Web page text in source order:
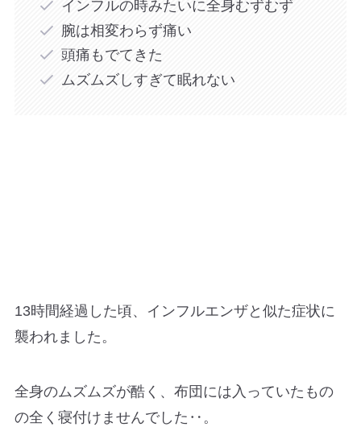
インフルの時みたいに全身むずむず
腕は相変わらず痛い
頭痛もでてきた
ムズムズしすぎて眠れない
13時間経過した頃、インフルエンザと似た症状に
襲われました。
全身のムズムズが酷く、布団には入っていたもの
の全く寝付けませんでした‥。